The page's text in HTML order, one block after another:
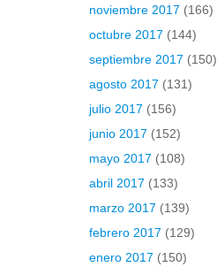
noviembre 2017 (166)
octubre 2017 (144)
septiembre 2017 (150)
agosto 2017 (131)
julio 2017 (156)
junio 2017 (152)
mayo 2017 (108)
abril 2017 (133)
marzo 2017 (139)
febrero 2017 (129)
enero 2017 (150)